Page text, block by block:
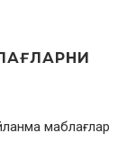
маблағлар